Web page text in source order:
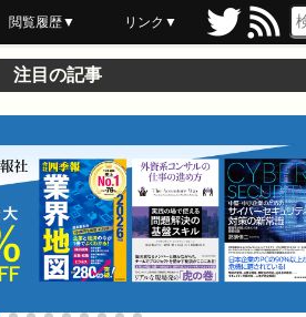
閲覧履歴▼
最近読んだ
あとで読む
ブックマーク
リンク▼
注目の記事